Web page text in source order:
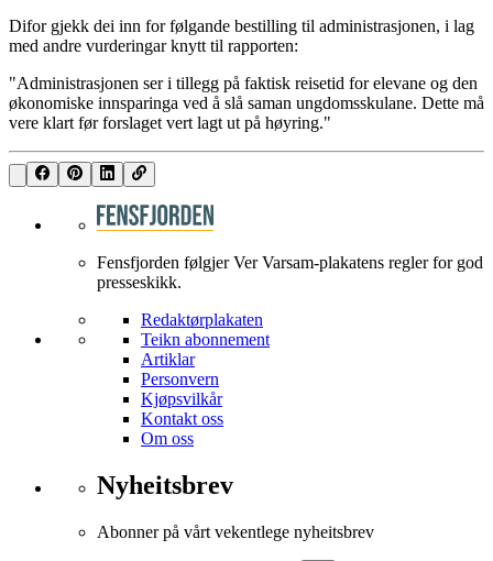
Difor gjekk dei inn for følgande bestilling til administrasjonen, i lag
med andre vurderingar knytt til rapporten:
"Administrasjonen ser i tillegg på faktisk reisetid for elevane og den
økonomiske innsparinga ved å slå saman ungdomsskulane. Dette må
vere klart før forslaget vert lagt ut på høyring."
Fensfjorden følgjer Ver Varsam-plakatens regler for god
presseskikk.
Redaktørplakaten
Teikn abonnement
Artiklar
Personvern
Kjøpsvilkår
Kontakt oss
Om oss
Nyheitsbrev
Abonner på vårt vekentlege nyheitsbrev